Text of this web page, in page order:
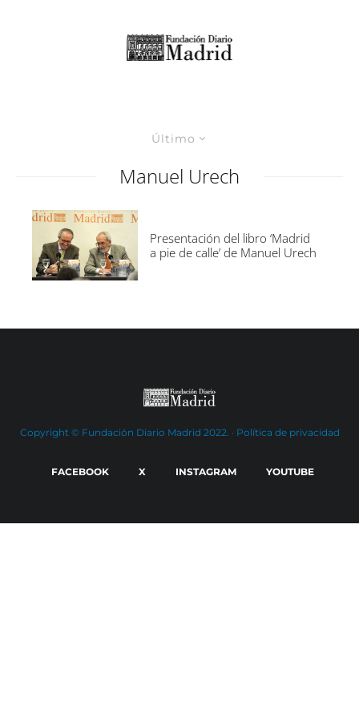
Último
Manuel Urech
Presentación del libro ‘Madrid
a pie de calle’ de Manuel Urech
Copyright © Fundación Diario Madrid 2022. · Política de privacidad
FACEBOOK X INSTAGRAM YOUTUBE